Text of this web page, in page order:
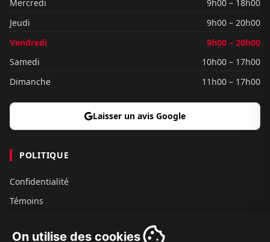
On utilise des cookies
Mercredi
9h00 – 18h00
Jeudi
9h00 – 20h00
Vendredi
9h00 – 20h00
Samedi
10h00 – 17h00
Dimanche
11h00 – 17h00
Laisser un avis Google
POLITIQUE
Confidentialité
Témoins
Conditions